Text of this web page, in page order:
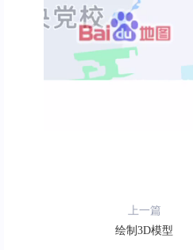
上一篇
绘制3D模型